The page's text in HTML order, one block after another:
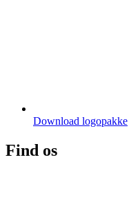
Download logopakke
Find os